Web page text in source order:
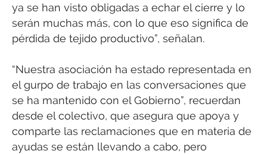
ya se han visto obligadas a echar el cierre y lo
serán muchas más, con lo que eso significa de
pérdida de tejido productivo”, señalan.
“Nuestra asociación ha estado representada en
el gurpo de trabajo en las conversaciones que
se ha mantenido con el Gobierno”, recuerdan
desde el colectivo, que asegura que apoya y
comparte las reclamaciones que en materia de
ayudas se están llevando a cabo, pero